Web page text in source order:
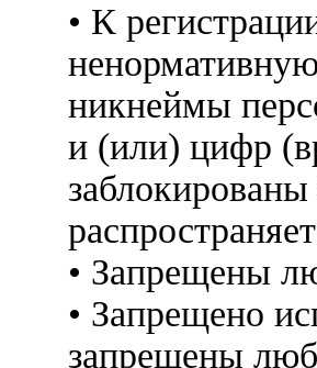
• К
никнеймы
и (или) цифр
• Запрещены
• Запрещено
запрещены